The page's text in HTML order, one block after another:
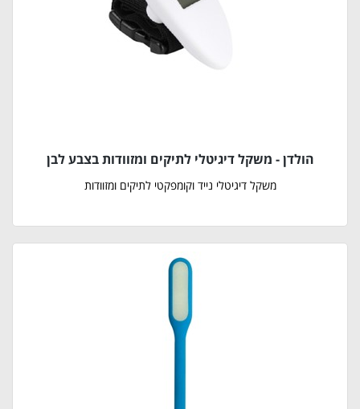
הולדן - משקל דיגיטלי לתיקים ומזוודות בצבע לבן
משקל דיגיטלי נייד וקומפקטי לתיקים ומזוודות